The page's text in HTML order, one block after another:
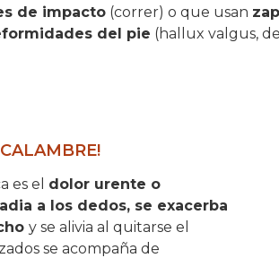
de impacto (correr) o que usan
del pie (hallux valgus,
es el dolor urente o
a los dedos, se exacerba
y se alivia al quitarse el
se acompaña de